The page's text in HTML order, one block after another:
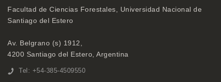
Facultad de Ciencias Forestales, Universidad Nacional de
Santiago del Estero
Av. Belgrano (s) 1912,
4200 Santiago del Estero, Argentina
Tel: +54-385-4509550